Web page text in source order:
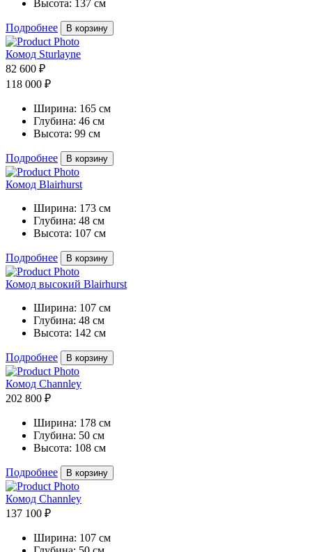
Высота: 137 см
Подробнее В корзину
Комод Sturlayne
82 600 ₽
118 000 ₽
Ширина: 165 см
Глубина: 46 см
Высота: 99 см
Подробнее В корзину
Комод Blairhurst
Ширина: 173 см
Глубина: 48 см
Высота: 107 см
Подробнее В корзину
Комод высокий Blairhurst
Ширина: 107 см
Глубина: 48 см
Высота: 142 см
Подробнее В корзину
Комод Channley
202 800 ₽
Ширина: 178 см
Глубина: 50 см
Высота: 108 см
Подробнее В корзину
Комод Channley
137 100 ₽
Ширина: 107 см